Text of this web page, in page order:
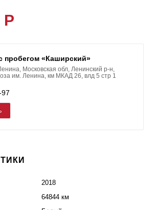
Р
пробегом «Каширский»
Московская обл, Ленинский р-н,
им. Ленина, км МКАД 26, влд 5 стр 1
2018
64844 км